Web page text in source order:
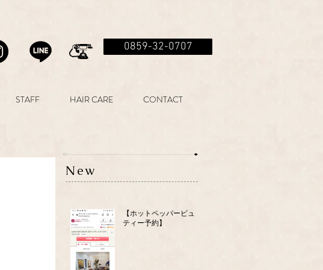
0859-32-0707
STAFF HAIR CARE CONTACT
New
【ホットペッパービュー
ティー予約】